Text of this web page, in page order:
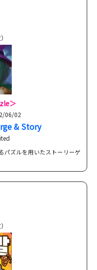
＞
06/02
& Story
パズルを用いたストーリーゲ